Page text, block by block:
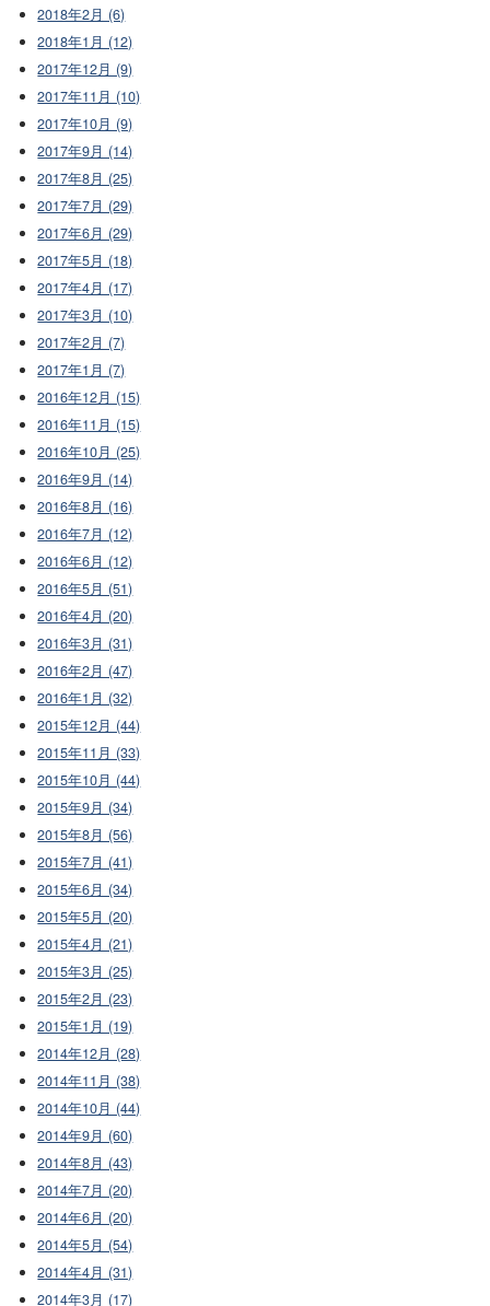
2018年2月 (6)
2018年1月 (12)
2017年12月 (9)
2017年11月 (10)
2017年10月 (9)
2017年9月 (14)
2017年8月 (25)
2017年7月 (29)
2017年6月 (29)
2017年5月 (18)
2017年4月 (17)
2017年3月 (10)
2017年2月 (7)
2017年1月 (7)
2016年12月 (15)
2016年11月 (15)
2016年10月 (25)
2016年9月 (14)
2016年8月 (16)
2016年7月 (12)
2016年6月 (12)
2016年5月 (51)
2016年4月 (20)
2016年3月 (31)
2016年2月 (47)
2016年1月 (32)
2015年12月 (44)
2015年11月 (33)
2015年10月 (44)
2015年9月 (34)
2015年8月 (56)
2015年7月 (41)
2015年6月 (34)
2015年5月 (20)
2015年4月 (21)
2015年3月 (25)
2015年2月 (23)
2015年1月 (19)
2014年12月 (28)
2014年11月 (38)
2014年10月 (44)
2014年9月 (60)
2014年8月 (43)
2014年7月 (20)
2014年6月 (20)
2014年5月 (54)
2014年4月 (31)
2014年3月 (17)